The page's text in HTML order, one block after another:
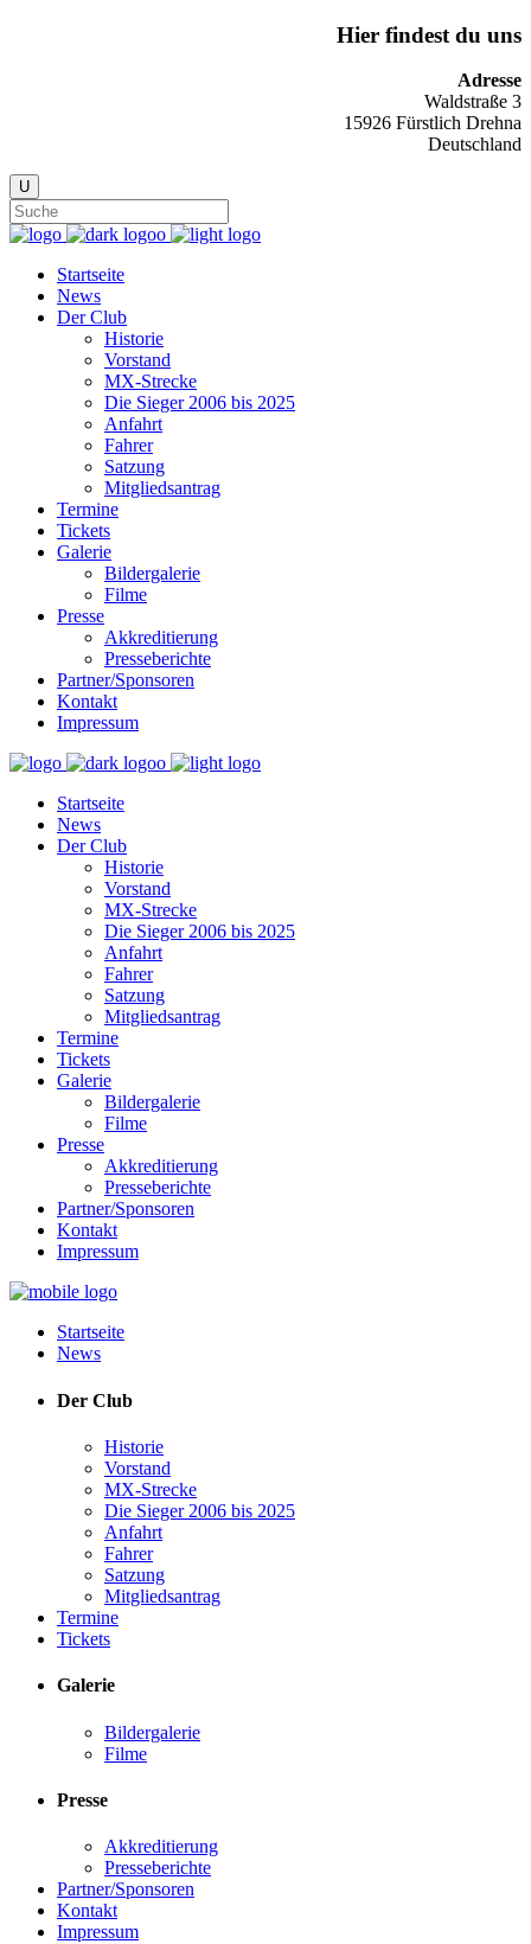
Hier findest du uns
Adresse
Waldstraße 3
15926 Fürstlich Drehna
Deutschland
Startseite
News
Der Club
Historie
Vorstand
MX-Strecke
Die Sieger 2006 bis 2025
Anfahrt
Fahrer
Satzung
Mitgliedsantrag
Termine
Tickets
Galerie
Bildergalerie
Filme
Presse
Akkreditierung
Presseberichte
Partner/Sponsoren
Kontakt
Impressum
Startseite
News
Der Club
Historie
Vorstand
MX-Strecke
Die Sieger 2006 bis 2025
Anfahrt
Fahrer
Satzung
Mitgliedsantrag
Termine
Tickets
Galerie
Bildergalerie
Filme
Presse
Akkreditierung
Presseberichte
Partner/Sponsoren
Kontakt
Impressum
Startseite
News
Der Club
Historie
Vorstand
MX-Strecke
Die Sieger 2006 bis 2025
Anfahrt
Fahrer
Satzung
Mitgliedsantrag
Termine
Tickets
Galerie
Bildergalerie
Filme
Presse
Akkreditierung
Presseberichte
Partner/Sponsoren
Kontakt
Impressum